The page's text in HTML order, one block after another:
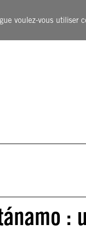
voulez-vous utiliser
: